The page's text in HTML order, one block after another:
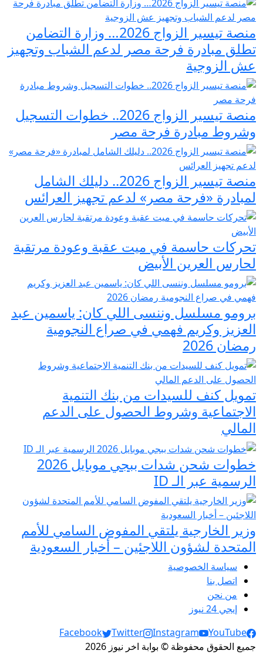
منصة تيسير الزواج 2026… وزارة التضامن
تطلق مبادرة فرحة مصر لدعم الشباب وتجهيز
عش الزوجية
منصة تيسير الزواج 2026.. خطوات التسجيل
وشروط مبادرة فرحة مصر
منصة تيسير الزواج 2026.. دليلك الشامل
لمبادرة «فرحة مصر» لدعم تجهيز العرائس
تحركات حاسمة في ميت عقبة وعودة مرتقبة
لحارس العرين الأبيض
برومو مسلسل وننسى اللي كان: ياسمين عبد
العزيز وكريم فهمي في صراع النجومية
رمضان 2026
تمويل كنف للسيدات من بنك التنمية
الاجتماعية وشروط الحصول على الدعم
المالي
خطوات شحن شدات ببجي موبايل 2026
الرسمية عبر الـ ID
وزير الخارجية يلتقي المفوض السامي للأمم
المتحدة لشؤون اللاجئين – أخبار السعودية
سياسة الخصوصية
اتصل بنا
من نحن
إيجي 24 نيوز
Social Links
Facebook Twitter Instagram
YouTube
جميع الحقوق محفوظة © بوابة اخر نيوز 2026